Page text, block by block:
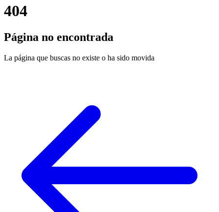
404
Página no encontrada
La página que buscas no existe o ha sido movida